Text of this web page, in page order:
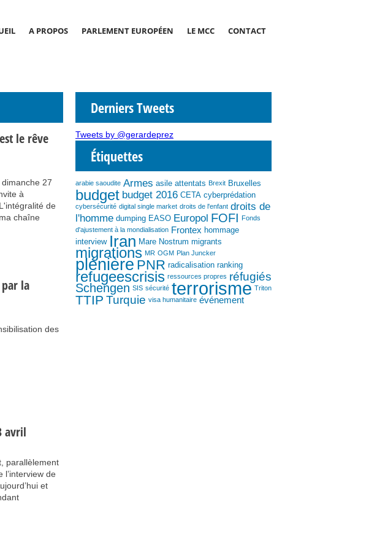
A PROPOS PARLEMENT EUROPÉEN LE MCC CONTACT
le rêve
27
à
de
chaîne
la
des
avril
parallèlement
de
et
Derniers Tweets
Tweets by @gerardeprez
Étiquettes
arabie saoudite Armes asile attentats Brexit Bruxelles
budget budget 2016 CETA cyberprédation
cybersécurité digital single market droits de l'enfant droits de
l'homme dumping EASO Europol FOFI Fonds
d'ajustement à la mondialisation Frontex hommage
interview Iran Mare Nostrum migrants
migrations MR OGM Plan Juncker
plénière PNR radicalisation ranking
refugeescrisis ressources propres réfugiés
Schengen SIS sécurité terrorisme Triton
TTIP Turquie visa humanitaire événement